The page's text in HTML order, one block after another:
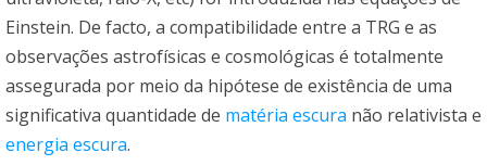
Einstein. De facto, a compatibilidade entre a TRG e as
observações astrofísicas e cosmológicas é totalmente
assegurada por meio da hipótese de existência de uma
significativa quantidade de matéria escura não relativista e
energia escura.